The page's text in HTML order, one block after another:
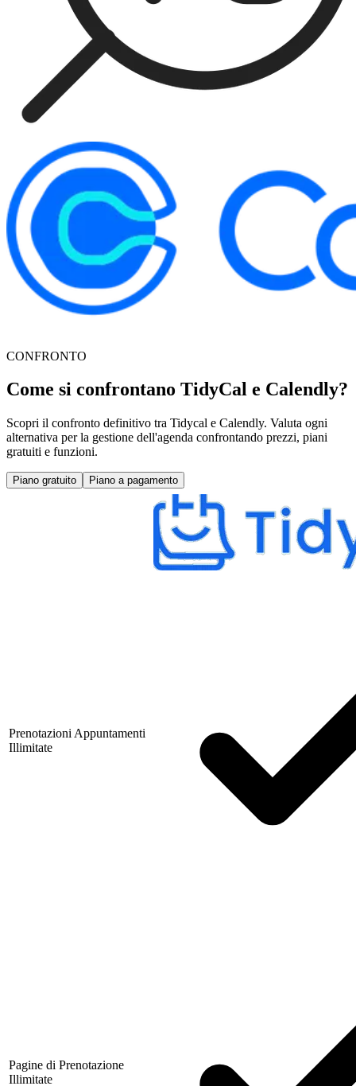
CONFRONTO
Come si confrontano TidyCal e Calendly?
Scopri il confronto definitivo tra Tidycal e Calendly. Valuta ogni
alternativa per la gestione dell'agenda confrontando prezzi, piani
gratuiti e funzioni.
Piano gratuito Piano a pagamento
Prenotazioni Appuntamenti
Illimitate
Pagine di Prenotazione
Illimitate